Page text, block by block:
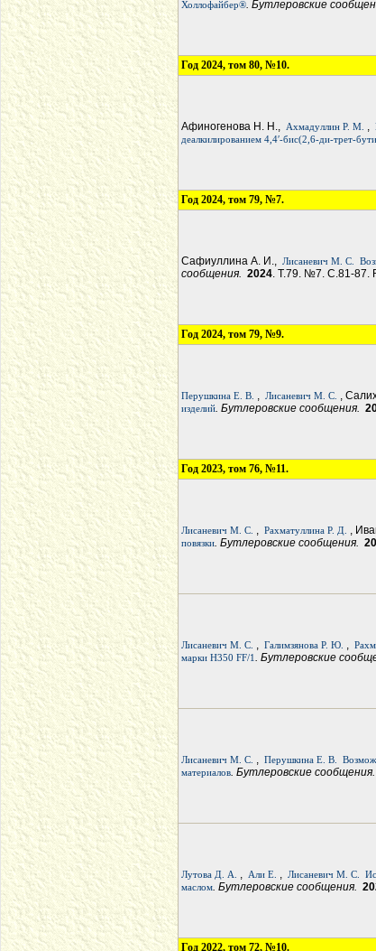
Холлофайбер®. Бутлеровские
Год 2024, том 80, №10.
Афиногенова Н. Н., Ахмадуллин Р. М. ,
деалкилированием 4,4′-бис(2,6-ди-трет-
Год 2024, том 79, №7.
Сафиуллина А. И., Лисаневич М. С.
сообщения. 2024. Т.79. №7. С.81-87.
Год 2024, том 79, №9.
Перушкина Е. В. , Лисаневич М. С. ,
изделий. Бутлеровские сообщения.
Год 2023, том 76, №11.
Лисаневич М. С. , Рахматуллина Р. Д. ,
повязки. Бутлеровские сообщения.
Лисаневич М. С. , Галимзянова Р. Ю. ,
марки H350 FF/1. Бутлеровские
Лисаневич М. С. , Перушкина Е. В.
материалов. Бутлеровские сообщения.
Лутова Д. А. , Али Е. , Лисаневич М. С.
маслом. Бутлеровские сообщения.
Год 2022, том 72, №10.